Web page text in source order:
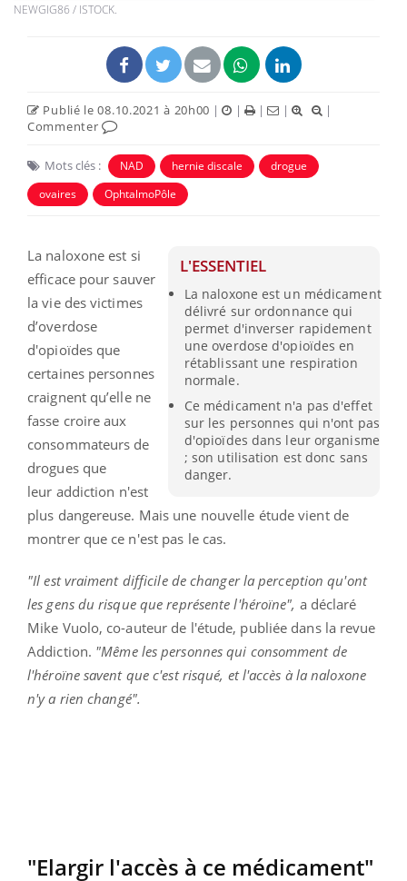
NEWGIG86 / ISTOCK.
Publié le 08.10.2021 à 20h00 | | | |
|
Commenter
Mots clés : NAD hernie discale
drogue
ovaires
OphtalmoPôle
L'ESSENTIEL
La naloxone est un médicament
délivré sur ordonnance qui
permet d'inverser rapidement
une overdose d'opioïdes en
rétablissant une respiration
normale.
Ce médicament n'a pas d'effet
sur les personnes qui n'ont pas
d'opioïdes dans leur organisme
; son utilisation est donc sans
danger.
La naloxone est si
efficace pour sauver
la vie des victimes
d’overdose
d'opioïdes que
certaines personnes
craignent qu’elle ne
fasse croire aux
consommateurs de
drogues que
leur addiction n'est
plus dangereuse. Mais une nouvelle étude vient de
montrer que ce n'est pas le cas.
"Il est vraiment difficile de changer la perception qu'ont
les gens du risque que représente l'héroïne", a déclaré
Mike Vuolo, co-auteur de l'étude, publiée dans la revue
Addiction. "Même les personnes qui consomment de
l'héroïne savent que c'est risqué, et l'accès à la naloxone
n'y a rien changé".
"Elargir l'accès à ce médicament"